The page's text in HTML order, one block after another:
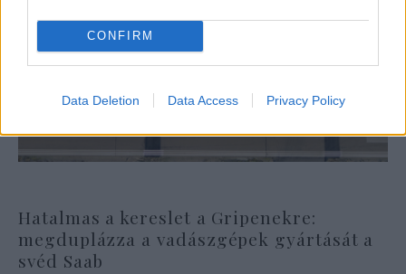
CONFIRM
Data Deletion Data Access Privacy Policy
Hatalmas a kereslet a Gripenekre:
megduplázza a vadászgépek gyártását a
svéd Saab